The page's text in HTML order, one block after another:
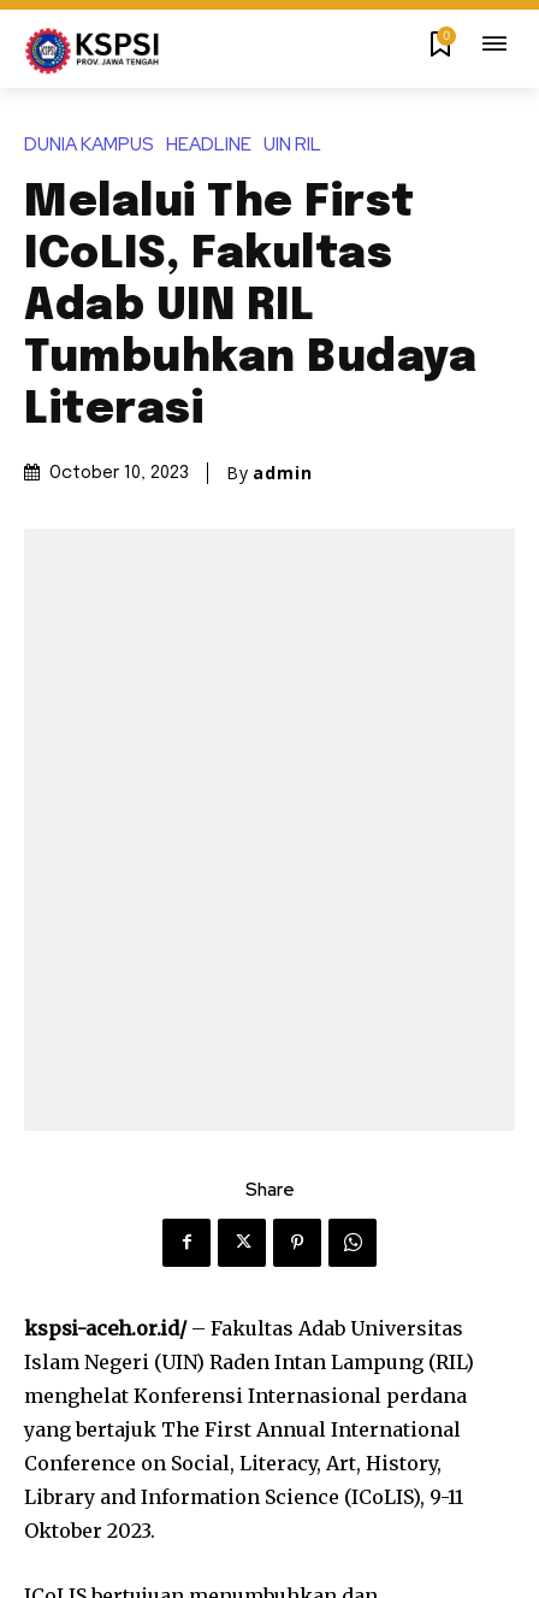
0
DUNIA KAMPUS HEADLINE UIN RIL
Melalui The First
ICoLIS, Fakultas
Adab UIN RIL
Tumbuhkan Budaya
Literasi
October 10, 2023 By admin
Share
kspsi-aceh.or.id/– Fakultas Adab Universitas
Islam Negeri (UIN) Raden Intan Lampung (RIL)
menghelat Konferensi Internasional perdana
yang bertajuk The First Annual International
Conference on Social, Literacy, Art, History,
Library and Information Science (ICoLIS), 9-11
Oktober 2023.